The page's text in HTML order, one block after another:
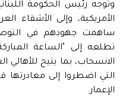
وتوجه رئيس الحكومة
الأمريكية، وإلى الأشقاء
ساهمت جهودهم في
تطلعه إلى "الساعة
الانسحاب، بما يتيح للأهالي
التي اضطروا إلى مغادرتها
الإعمار.